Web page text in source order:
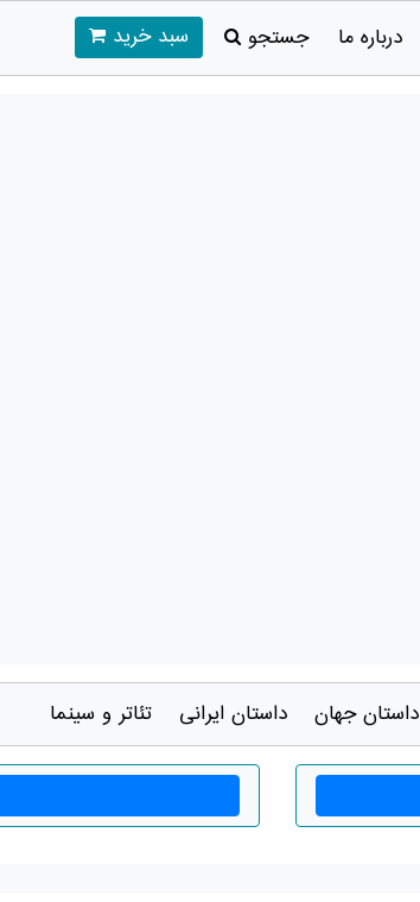
درباره ما جستجو سبد خرید
داستان جهان داستان ايرانی تئاتر و سينما